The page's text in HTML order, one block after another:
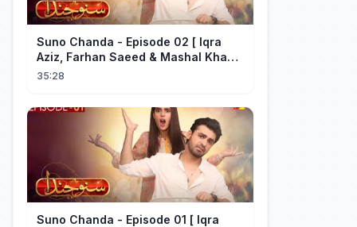
Suno Chanda - Episode 02 [ Iqra
Aziz, Farhan Saeed & Mashal Khan ]
- Funny Pakistani Drama - HUM TV
35:28
Suno Chanda - Episode 01 [ Iqra